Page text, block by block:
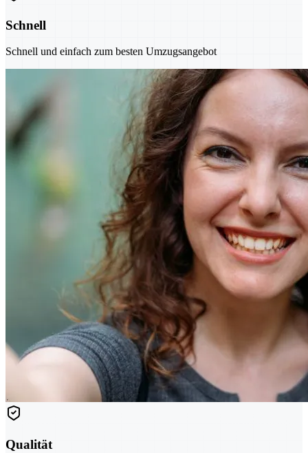
Schnell
Schnell und einfach zum besten Umzugsangebot
Qualität